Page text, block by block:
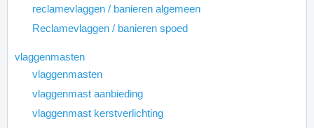
reclamevlaggen / banieren algemeen
Reclamevlaggen / banieren spoed
vlaggenmasten
vlaggenmasten
vlaggenmast aanbieding
vlaggenmast kerstverlichting